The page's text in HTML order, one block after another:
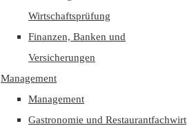
Wirtschaftsprüfung
Finanzen, Banken und
Versicherungen
Management
Management
Gastronomie und Restaurantfachwirt